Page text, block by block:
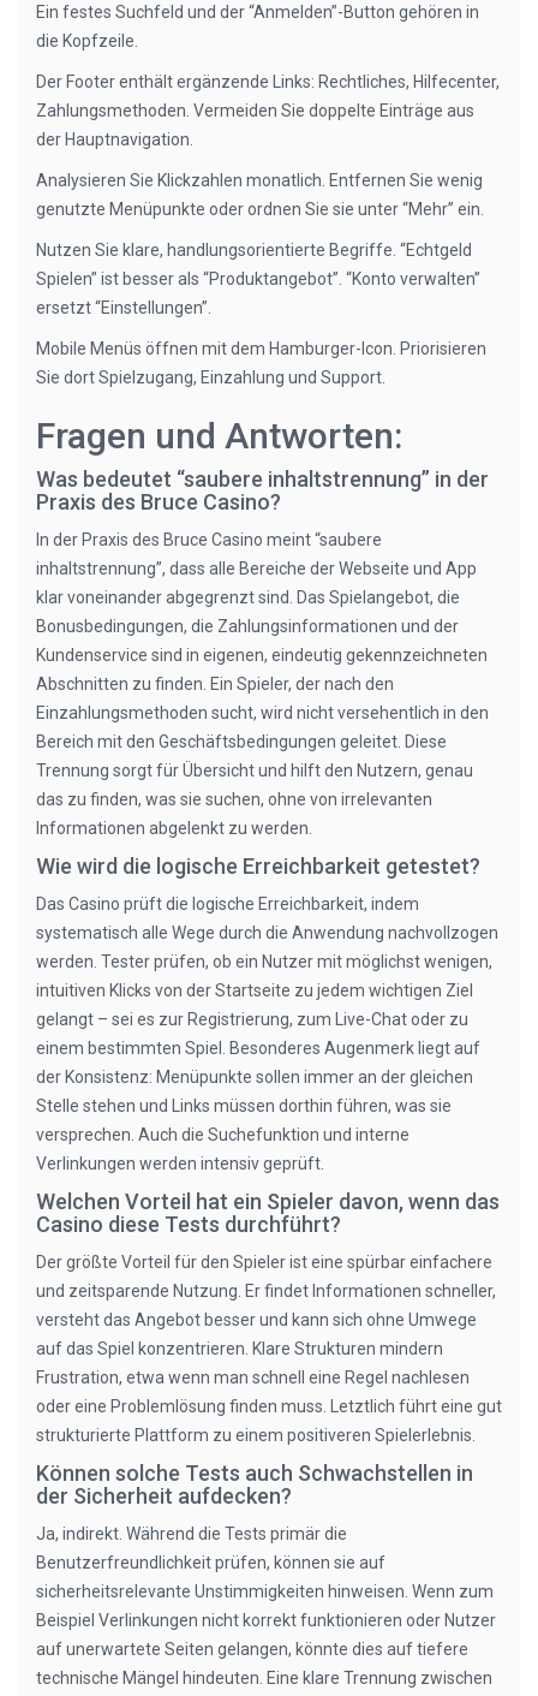
Ein festes Suchfeld und der “Anmelden”-Button gehören in
die Kopfzeile.
Der Footer enthält ergänzende Links: Rechtliches, Hilfecenter,
Zahlungsmethoden. Vermeiden Sie doppelte Einträge aus
der Hauptnavigation.
Analysieren Sie Klickzahlen monatlich. Entfernen Sie wenig
genutzte Menüpunkte oder ordnen Sie sie unter “Mehr” ein.
Nutzen Sie klare, handlungsorientierte Begriffe. “Echtgeld
Spielen” ist besser als “Produktangebot”. “Konto verwalten”
ersetzt “Einstellungen”.
Mobile Menüs öffnen mit dem Hamburger-Icon. Priorisieren
Sie dort Spielzugang, Einzahlung und Support.
Fragen und Antworten:
Was bedeutet “saubere inhaltstrennung” in der
Praxis des Bruce Casino?
In der Praxis des Bruce Casino meint “saubere
inhaltstrennung”, dass alle Bereiche der Webseite und App
klar voneinander abgegrenzt sind. Das Spielangebot, die
Bonusbedingungen, die Zahlungsinformationen und der
Kundenservice sind in eigenen, eindeutig gekennzeichneten
Abschnitten zu finden. Ein Spieler, der nach den
Einzahlungsmethoden sucht, wird nicht versehentlich in den
Bereich mit den Geschäftsbedingungen geleitet. Diese
Trennung sorgt für Übersicht und hilft den Nutzern, genau
das zu finden, was sie suchen, ohne von irrelevanten
Informationen abgelenkt zu werden.
Wie wird die logische Erreichbarkeit getestet?
Das Casino prüft die logische Erreichbarkeit, indem
systematisch alle Wege durch die Anwendung nachvollzogen
werden. Tester prüfen, ob ein Nutzer mit möglichst wenigen,
intuitiven Klicks von der Startseite zu jedem wichtigen Ziel
gelangt – sei es zur Registrierung, zum Live-Chat oder zu
einem bestimmten Spiel. Besonderes Augenmerk liegt auf
der Konsistenz: Menüpunkte sollen immer an der gleichen
Stelle stehen und Links müssen dorthin führen, was sie
versprechen. Auch die Suchefunktion und interne
Verlinkungen werden intensiv geprüft.
Welchen Vorteil hat ein Spieler davon, wenn das
Casino diese Tests durchführt?
Der größte Vorteil für den Spieler ist eine spürbar einfachere
und zeitsparende Nutzung. Er findet Informationen schneller,
versteht das Angebot besser und kann sich ohne Umwege
auf das Spiel konzentrieren. Klare Strukturen mindern
Frustration, etwa wenn man schnell eine Regel nachlesen
oder eine Problemlösung finden muss. Letztlich führt eine gut
strukturierte Plattform zu einem positiveren Spielerlebnis.
Können solche Tests auch Schwachstellen in
der Sicherheit aufdecken?
Ja, indirekt. Während die Tests primär die
Benutzerfreundlichkeit prüfen, können sie auf
sicherheitsrelevante Unstimmigkeiten hinweisen. Wenn zum
Beispiel Verlinkungen nicht korrekt funktionieren oder Nutzer
auf unerwartete Seiten gelangen, könnte dies auf tiefere
technische Mängel hindeuten. Eine klare Trennung zwischen